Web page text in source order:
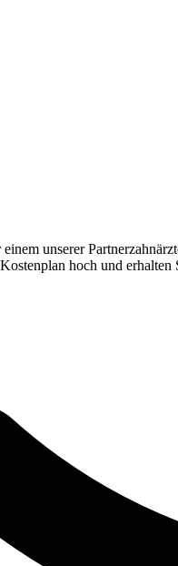
einem unserer
hoch und erhalten